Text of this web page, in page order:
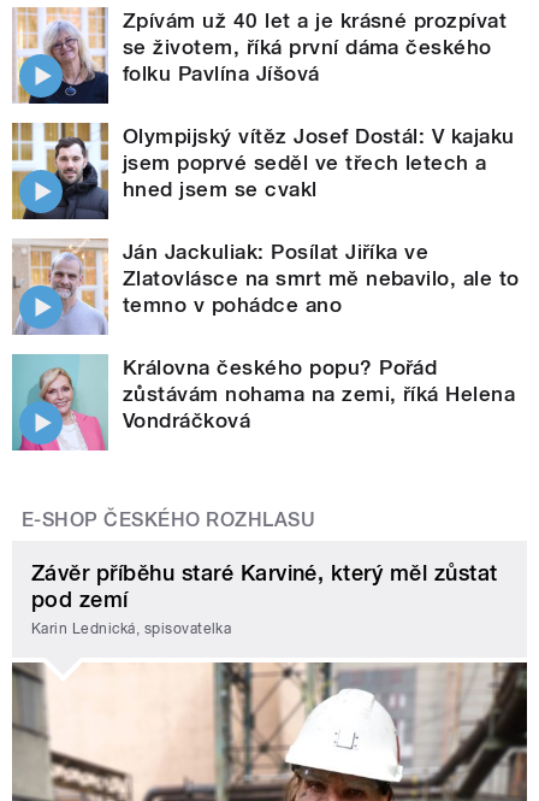
Zpívám už 40 let a je krásné prozpívat
se životem, říká první dáma českého
folku Pavlína Jíšová
Olympijský vítěz Josef Dostál: V kajaku
jsem poprvé seděl ve třech letech a
hned jsem se cvakl
Ján Jackuliak: Posílat Jiříka ve
Zlatovlásce na smrt mě nebavilo, ale to
temno v pohádce ano
Královna českého popu? Pořád
zůstávám nohama na zemi, říká Helena
Vondráčková
E-SHOP ČESKÉHO ROZHLASU
Závěr příběhu staré Karviné, který měl zůstat
pod zemí
Karin Lednická, spisovatelka